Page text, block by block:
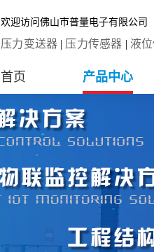
欢迎访问佛山市普量电子有限公司
压力变送器 | 压力传感器 | 液
首页 产品中心